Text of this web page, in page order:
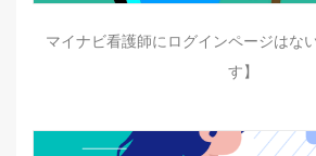
マイナビ看護師にログインページはな
す】